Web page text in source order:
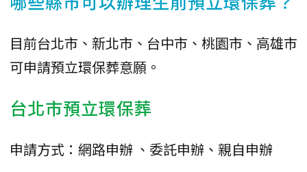
目前台北市、新北市、台中市、桃園市、高雄市
可申請預立環保葬意願。
台北市預立環保葬
申請方式：網路申辦 、委託申辦、親自申辦